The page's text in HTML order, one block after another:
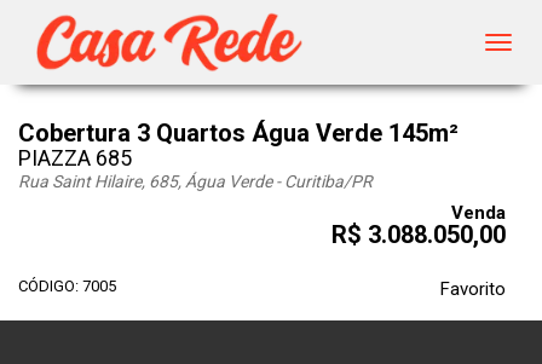
Cobertura 3 Quartos Água Verde 145m²
PIAZZA 685
Rua Saint Hilaire, 685, Água Verde - Curitiba/PR
Venda
R$ 3.088.050,00
CÓDIGO: 7005 Favorito